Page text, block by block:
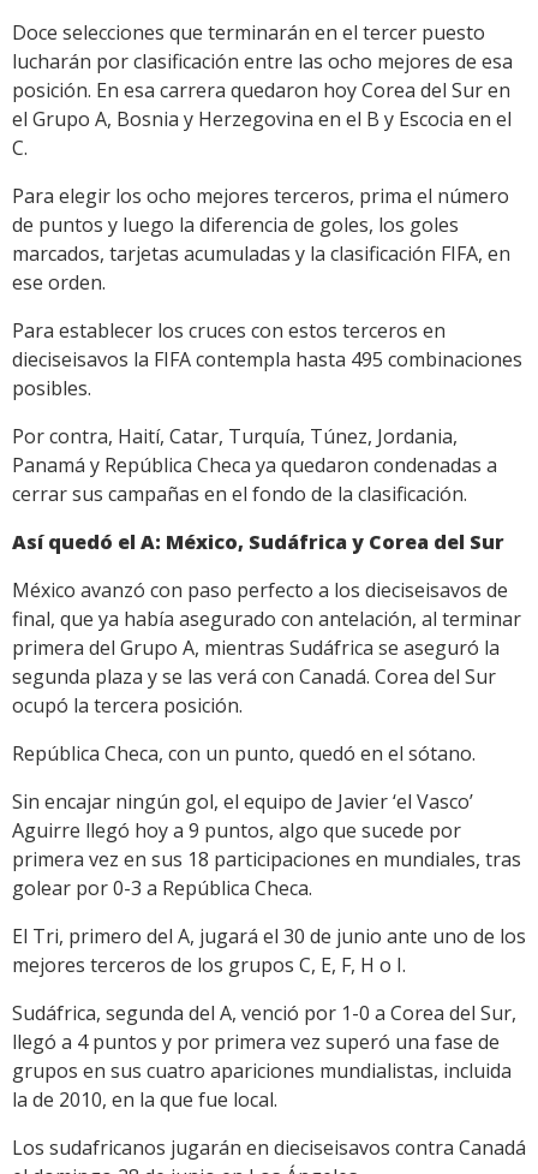
Doce selecciones que terminarán en el tercer puesto
lucharán por clasificación entre las ocho mejores de esa
posición. En esa carrera quedaron hoy Corea del Sur en
el Grupo A, Bosnia y Herzegovina en el B y Escocia en el
C.
Para elegir los ocho mejores terceros, prima el número
de puntos y luego la diferencia de goles, los goles
marcados, tarjetas acumuladas y la clasificación FIFA, en
ese orden.
Para establecer los cruces con estos terceros en
dieciseisavos la FIFA contempla hasta 495 combinaciones
posibles.
Por contra, Haití, Catar, Turquía, Túnez, Jordania,
Panamá y República Checa ya quedaron condenadas a
cerrar sus campañas en el fondo de la clasificación.
Así quedó el A: México, Sudáfrica y Corea del Sur
México avanzó con paso perfecto a los dieciseisavos de
final, que ya había asegurado con antelación, al terminar
primera del Grupo A, mientras Sudáfrica se aseguró la
segunda plaza y se las verá con Canadá. Corea del Sur
ocupó la tercera posición.
República Checa, con un punto, quedó en el sótano.
Sin encajar ningún gol, el equipo de Javier ‘el Vasco’
Aguirre llegó hoy a 9 puntos, algo que sucede por
primera vez en sus 18 participaciones en mundiales, tras
golear por 0-3 a República Checa.
El Tri, primero del A, jugará el 30 de junio ante uno de los
mejores terceros de los grupos C, E, F, H o I.
Sudáfrica, segunda del A, venció por 1-0 a Corea del Sur,
llegó a 4 puntos y por primera vez superó una fase de
grupos en sus cuatro apariciones mundialistas, incluida
la de 2010, en la que fue local.
Los sudafricanos jugarán en dieciseisavos contra Canadá